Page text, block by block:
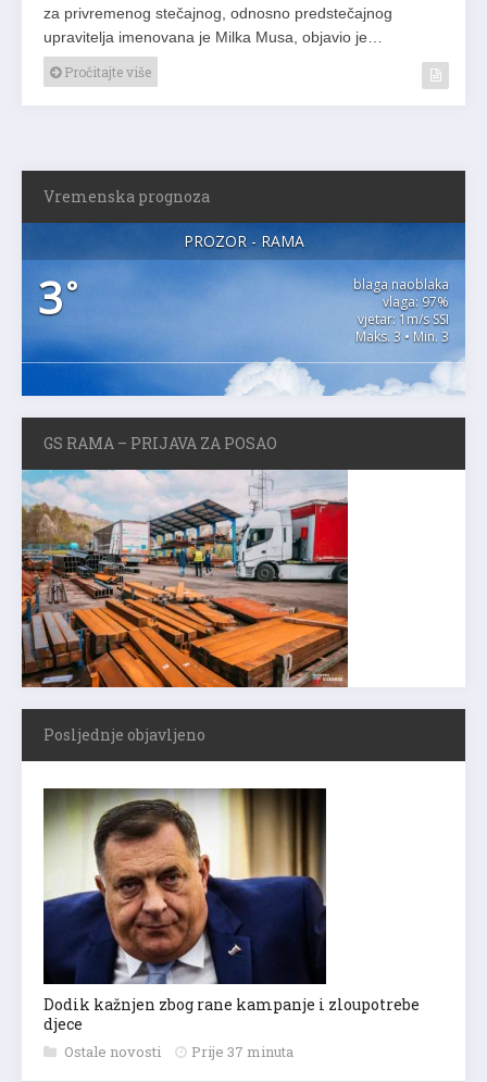
za privremenog stečajnog, odnosno predstečajnog
upravitelja imenovana je Milka Musa, objavio je…
Pročitajte više
Vremenska prognoza
PROZOR - RAMA
3°
blaga naoblaka
vlaga: 97%
vjetar: 1m/s SSI
Maks. 3 • Min. 3
GS RAMA – PRIJAVA ZA POSAO
Posljednje objavljeno
Dodik kažnjen zbog rane kampanje i zloupotrebe
djece
Ostale novosti Prije 37 minuta